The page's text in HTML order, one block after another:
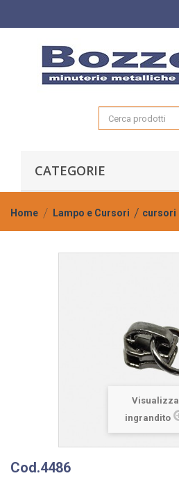
CATEGORIE
Home Lampo e Cursori cursori
Visualizza
ingrandito
Cod.4486